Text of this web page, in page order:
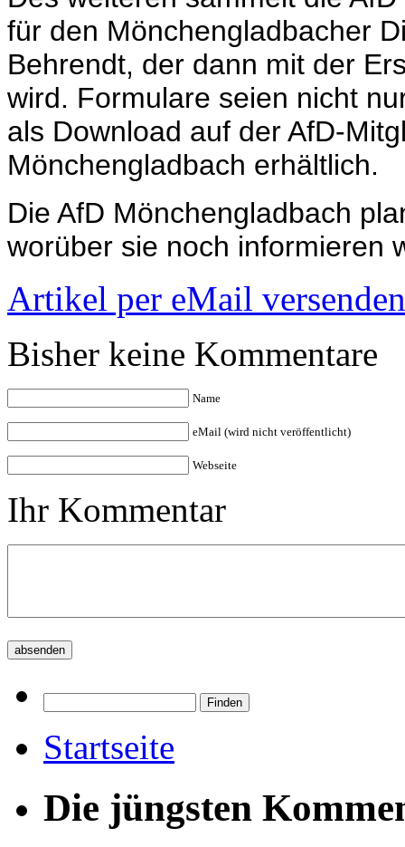
für den Mönchengladbacher
Behrendt, der dann mit der
wird. Formulare seien nicht
als Download auf der AfD-
Mönchengladbach erhältlich.
Die AfD Mönchengladbach
worüber sie noch informieren
Artikel per eMail versenden
Bisher keine Kommentare
Name
eMail (wird nicht veröffentlicht)
Webseite
Ihr Kommentar
Startseite
Die jüngsten